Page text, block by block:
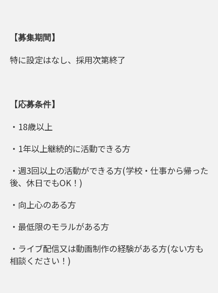
【募集期間】
特に設定はなし、採用次第終了
【応募条件】
・18歳以上
・1年以上継続的に活動できる方
・週3回以上の活動ができる方(学校・仕事から帰った
後、休日でもOK！)
・向上心のある方
・最低限のモラルがある方
・ライブ配信又は動画制作の経験がある方(ない方も
相談ください！)